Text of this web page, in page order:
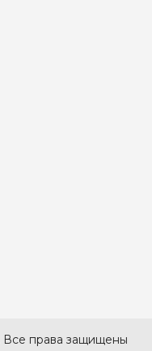
Все права защищены